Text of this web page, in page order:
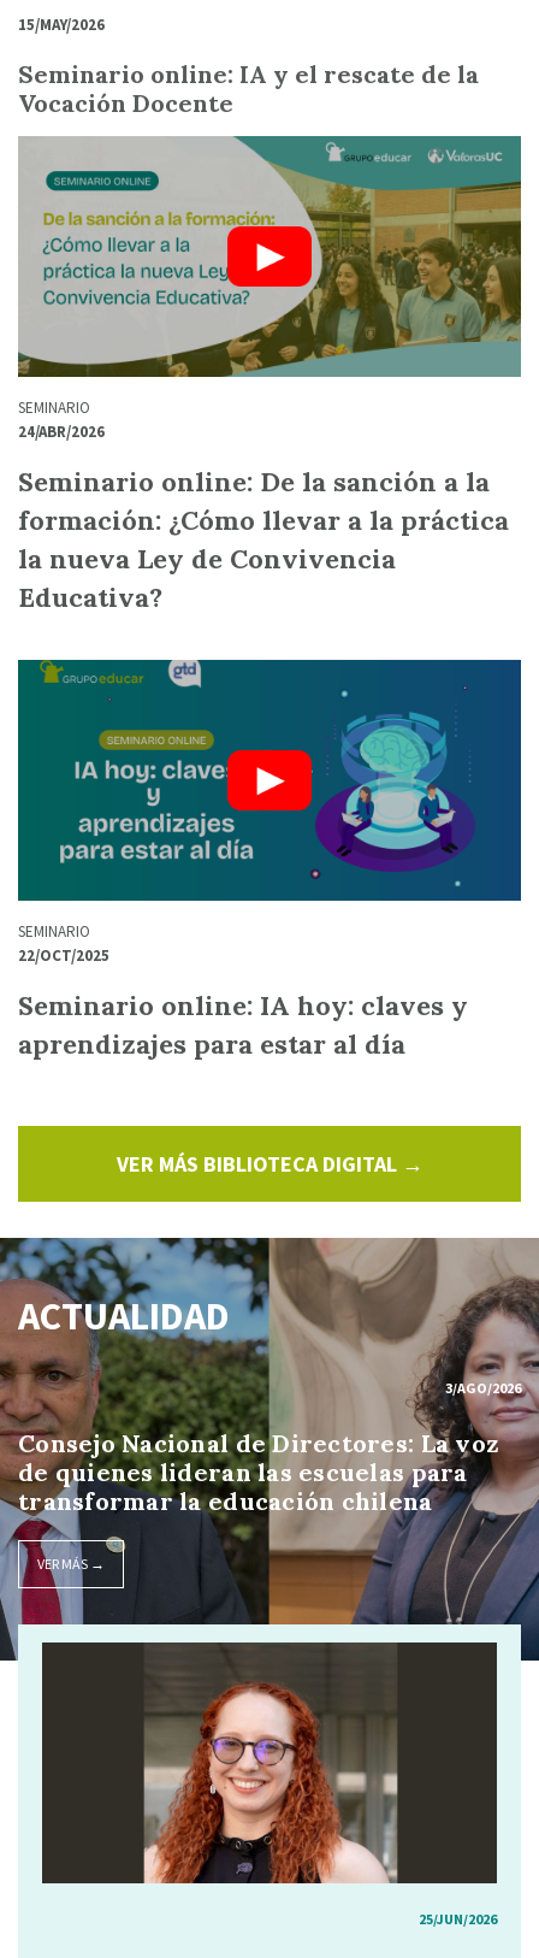
15/MAY/2026
Seminario online: IA y el rescate de la
Vocación Docente
SEMINARIO
24/ABR/2026
Seminario online: De la sanción a la
formación: ¿Cómo llevar a la práctica
la nueva Ley de Convivencia
Educativa?
SEMINARIO
22/OCT/2025
Seminario online: IA hoy: claves y
aprendizajes para estar al día
VER MÁS BIBLIOTECA DIGITAL →
ACTUALIDAD
3/AGO/2026
Consejo Nacional de Directores: La voz
de quienes lideran las escuelas para
transformar la educación chilena
VER MÁS →
25/JUN/2026